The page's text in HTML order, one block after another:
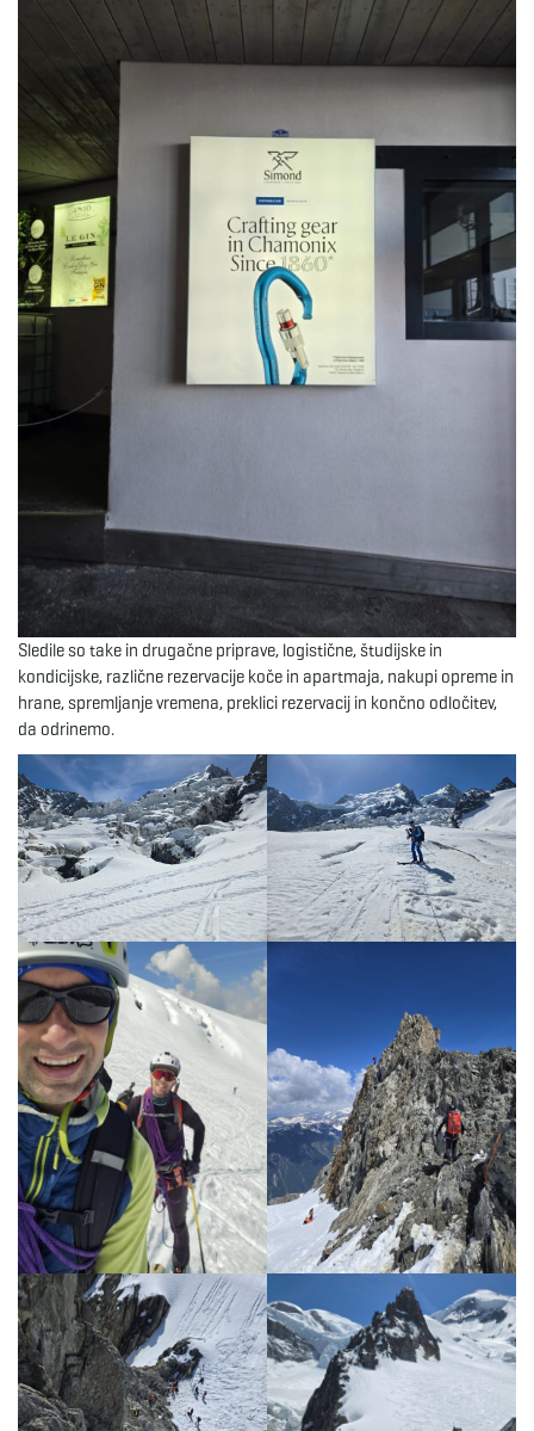
i
Sledile so take in drugačne priprave, logistične, študijske in
kondicijske, različne rezervacije koče in apartmaja, nakupi opreme in
hrane, spremljanje vremena, preklici rezervacij in končno odločitev,
da odrinemo.